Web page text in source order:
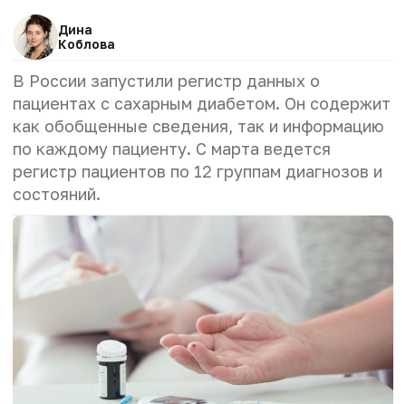
Дина
Коблова
В России запустили регистр данных о
пациентах с сахарным диабетом. Он содержит
как обобщенные сведения, так и информацию
по каждому пациенту. С марта ведется
регистр пациентов по 12 группам диагнозов и
состояний.